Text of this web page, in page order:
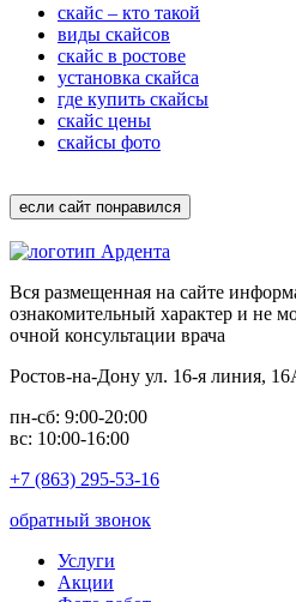
скайс – кто такой
виды скайсов
скайс в ростове
установка скайса
где купить скайсы
скайс цены
скайсы фото
если сайт понравился
Вся размещенная на сайте
ознакомительный характер и не
очной консультации врача
Ростов-на-Дону ул. 16-я линия,
пн-сб: 9:00-20:00
вс: 10:00-16:00
+7 (863) 295-53-16
обратный звонок
Услуги
Акции